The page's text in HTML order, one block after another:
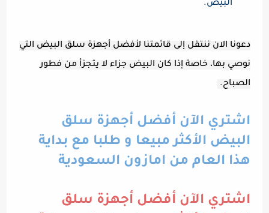
البيض.
دعونا الان ننتقل إلى قائمتنا لأفضل أجهزة سلق البيض التي
نوصي بها، خاصة إذا كان البيض جزاء لا يتجزأ من فطور
الصباح.
اشتري الآن أفضل أجهزة سلق
البيض الأكثر مبيعا و طلبا مع بداية
هذا العام من امازون السعودية
اشتري الآن أفضل أجهزة سلق